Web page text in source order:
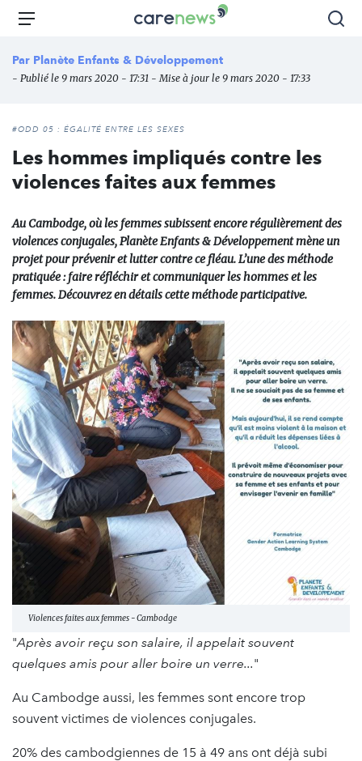
Aller
principal
Carenews,
média
des
l'engagement
Menu
Par Planète Enfants & Développement
- Publié le 9 mars 2020 - 17:31 - Mise à jour le 9 mars 2020 - 17:33
#ODD 05 : ÉGALITÉ ENTRE LES SEXES
Les hommes impliqués contre les
violences faites aux femmes
Au Cambodge, où les femmes subissent encore régulièrement des
violences conjugales, Planète Enfants & Développement mène un
projet pour prévenir et lutter contre ce fléau. L’une des méthode
pratiquée : faire réfléchir et communiquer les hommes et les
femmes. Découvrez en détails cette méthode participative.
Violences faites aux femmes - Cambodge
"Après avoir reçu son salaire, il appelait souvent
quelques amis pour aller boire un verre..."
Au Cambodge aussi, les femmes sont encore trop
souvent victimes de violences conjugales.
20% des cambodgiennes de 15 à 49 ans ont déjà subi